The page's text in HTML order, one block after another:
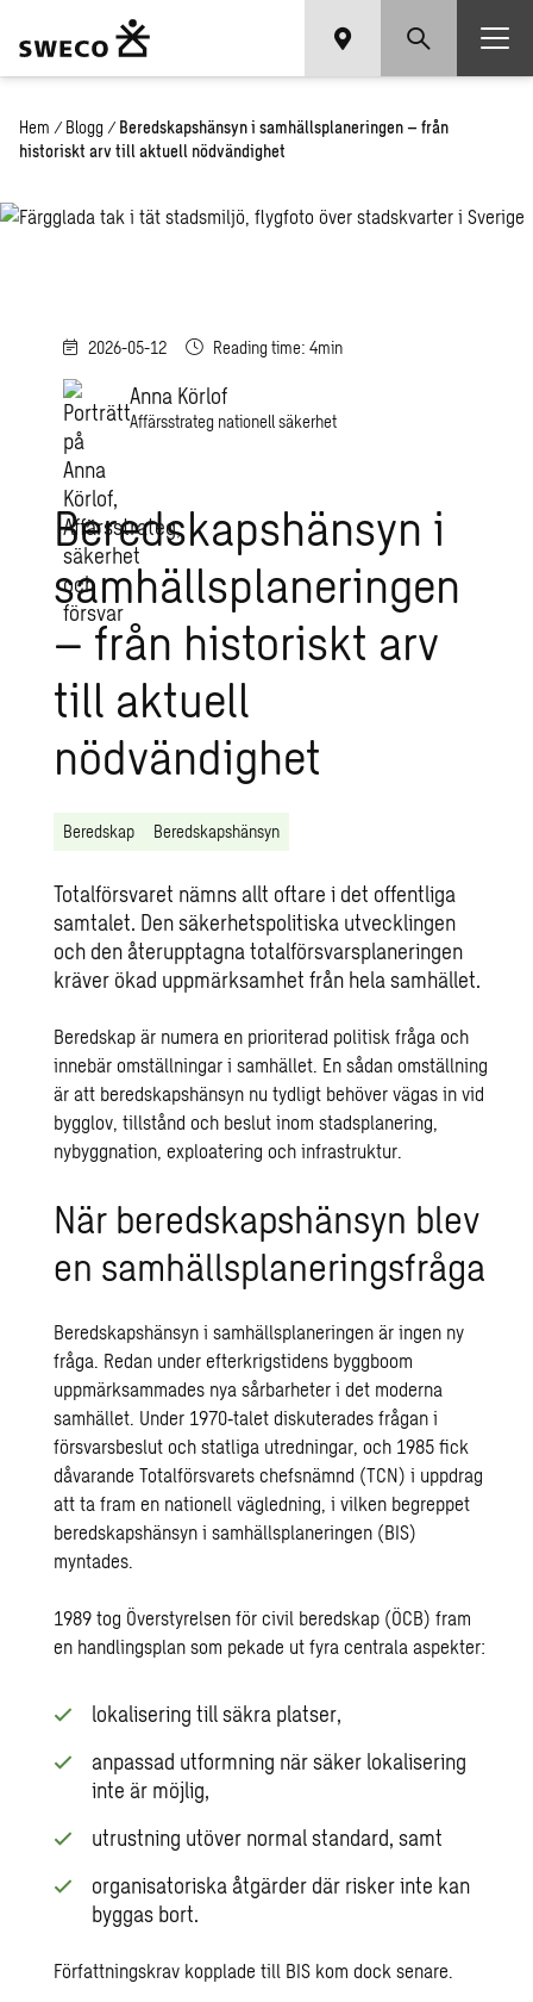
Hem / Blogg / Beredskapshänsyn i samhällsplaneringen – från
historiskt arv till aktuell nödvändighet
2026-05-12 Reading time: 4min
Anna Körlof
Affärsstrateg nationell säkerhet
Beredskapshänsyn i
samhällsplaneringen
– från historiskt arv
till aktuell
nödvändighet
Beredskap Beredskapshänsyn
Totalförsvaret nämns allt oftare i det offentliga
samtalet. Den säkerhetspolitiska utvecklingen
och den återupptagna totalförsvarsplaneringen
kräver ökad uppmärksamhet från hela samhället.
Beredskap är numera en prioriterad politisk fråga och
innebär omställningar i samhället. En sådan omställning
är att beredskapshänsyn nu tydligt behöver vägas in vid
bygglov, tillstånd och beslut inom stadsplanering,
nybyggnation, exploatering och infrastruktur.
När beredskapshänsyn blev
en samhällsplaneringsfråga
Beredskapshänsyn i samhällsplaneringen är ingen ny
fråga. Redan under efterkrigstidens byggboom
uppmärksammades nya sårbarheter i det moderna
samhället. Under 1970‑talet diskuterades frågan i
försvarsbeslut och statliga utredningar, och 1985 fick
dåvarande Totalförsvarets chefsnämnd (TCN) i uppdrag
att ta fram en nationell vägledning, i vilken begreppet
beredskapshänsyn i samhällsplaneringen (BIS)
myntades.
1989 tog Överstyrelsen för civil beredskap (ÖCB) fram
en handlingsplan som pekade ut fyra centrala aspekter:
lokalisering till säkra platser,
anpassad utformning när säker lokalisering
inte är möjlig,
utrustning utöver normal standard, samt
organisatoriska åtgärder där risker inte kan
byggas bort.
Författningskrav kopplade till BIS kom dock senare.